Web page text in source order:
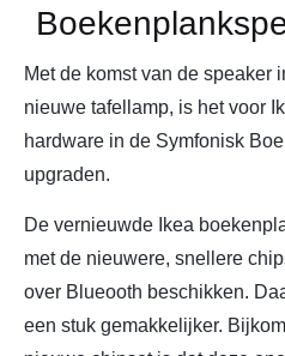
Met de komst van de speaker
nieuwe tafellamp, is het voor
hardware in de Symfonisk
upgraden.
De vernieuwde Ikea
met de nieuwere, snellere
over Blueooth beschikken.
een stuk gemakkelijker.